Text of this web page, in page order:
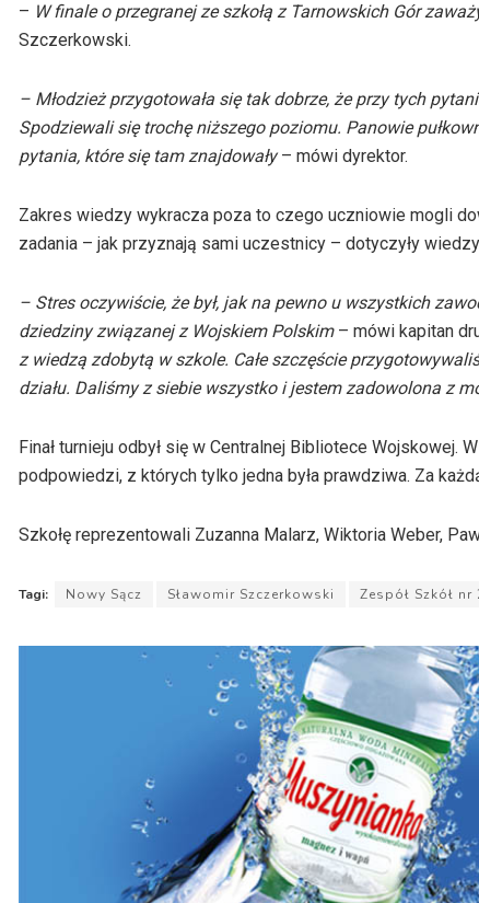
– W finale o przegranej ze szkołą z Tarnowskich Gór
Szczerkowski.
– Młodzież przygotowała się tak dobrze, że przy tych
Spodziewali się trochę niższego poziomu. Panowie
pytania, które się tam znajdowały– mówi dyrektor.
Zakres wiedzy wykracza poza to czego uczniowie mogli
zadania – jak przyznają sami uczestnicy – dotyczyły
– Stres oczywiście, że był, jak na pewno u wszystkich
dziedziny związanej z Wojskiem Polskim– mówi kapitan
z wiedzą zdobytą w szkole. Całe szczęście
działu. Daliśmy z siebie wszystko i jestem zadowolona z
Finał turnieju odbył się w Centralnej Bibliotece
podpowiedzi, z których tylko jedna była prawdziwa. Za
Szkołę reprezentowali Zuzanna Malarz, Wiktoria Weber,
Tagi: Nowy Sącz Sławomir Szczerkowski Zespół Szkół